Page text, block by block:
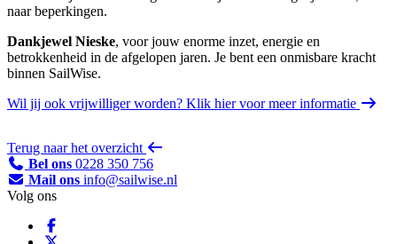
naar beperkingen.
Dankjewel Nieske, voor jouw enorme inzet, energie en
betrokkenheid in de afgelopen jaren. Je bent een onmisbare kracht
binnen SailWise.
Wil jij ook vrijwilliger worden? Klik hier voor meer informatie
Terug naar het overzicht
Bel ons 0228 350 756
Mail ons info@sailwise.nl
Volg ons